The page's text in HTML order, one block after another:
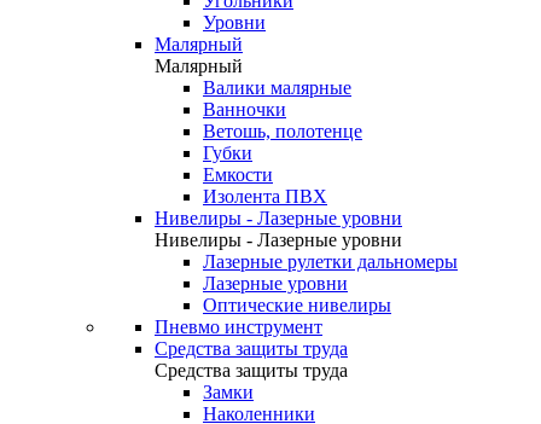
Уровни
Малярный
Малярный
Валики малярные
Ванночки
Ветошь, полотенце
Губки
Емкости
Изолента ПВХ
Нивелиры - Лазерные уровни
Нивелиры - Лазерные уровни
Лазерные рулетки дальномеры
Лазерные уровни
Оптические нивелиры
Пневмо инструмент
Средства защиты труда
Средства защиты труда
Замки
Наколенники